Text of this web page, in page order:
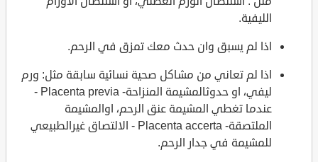
الليفية.
اذا لم يسبق وان حدث معك تمزق في الرحم.
اذا لم تعاني من مشاكل صحية نسائية سابقة مثل: ورم
ليفي، او حدوثالمشيمة المنزاحة- Placenta previa -
عندما تغطي المشيمة عنق الرحم، اوالمشيمة
الملتصقة- Placenta accerta - الالتصاق غيرالطبيعي
للمشيمة في جدار الرحم.